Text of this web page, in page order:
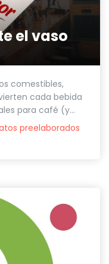
el vaso
comestibles,
cada bebida
para café (y...
preelaborados